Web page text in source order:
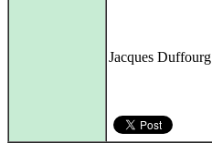
Jacques Duffourg